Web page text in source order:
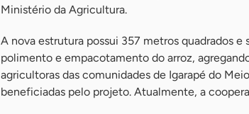
Ministério da Agricultura.
A nova estrutura possui 357 metros quadrados e
polimento e empacotamento do arroz,
agricultoras das comunidades de Igarapé do
beneficiadas pelo projeto. Atualmente, a